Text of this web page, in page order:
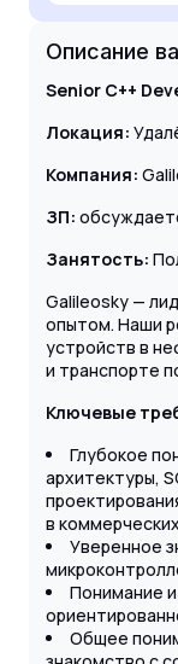
Описание
Senior C++
Локация:
Компания:
ЗП:
Занятость:
Galileosky —
опытом. Наши
устройств в
и транспорте
Ключевые
Глубокое
архитектуры,
в
Уверенное
Понимание
Общее